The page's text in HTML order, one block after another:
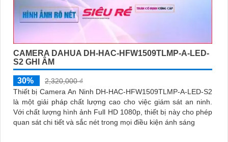
CAMERA DAHUA DH-HAC-HFW1509TLMP-A-LED-
S2 GHI ÂM
30%
2,320,000 ₫
Thiết bị Camera An Ninh DH-HAC-HFW1509TLMP-A-LED-S2
là một giải pháp chất lượng cao cho việc giám sát an ninh.
Với chất lượng hình ảnh Full HD 1080p, thiết bị này cho phép
quan sát chi tiết và sắc nét trong mọi điều kiện ánh sáng